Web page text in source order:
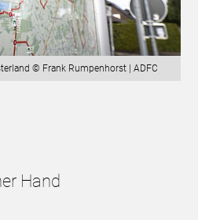
© Frank Rumpenhorst | ADFC
Hand